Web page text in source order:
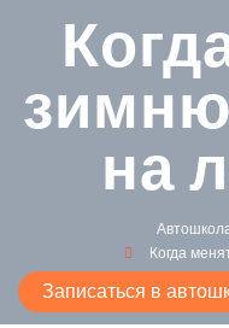
на
Когда
Записаться в